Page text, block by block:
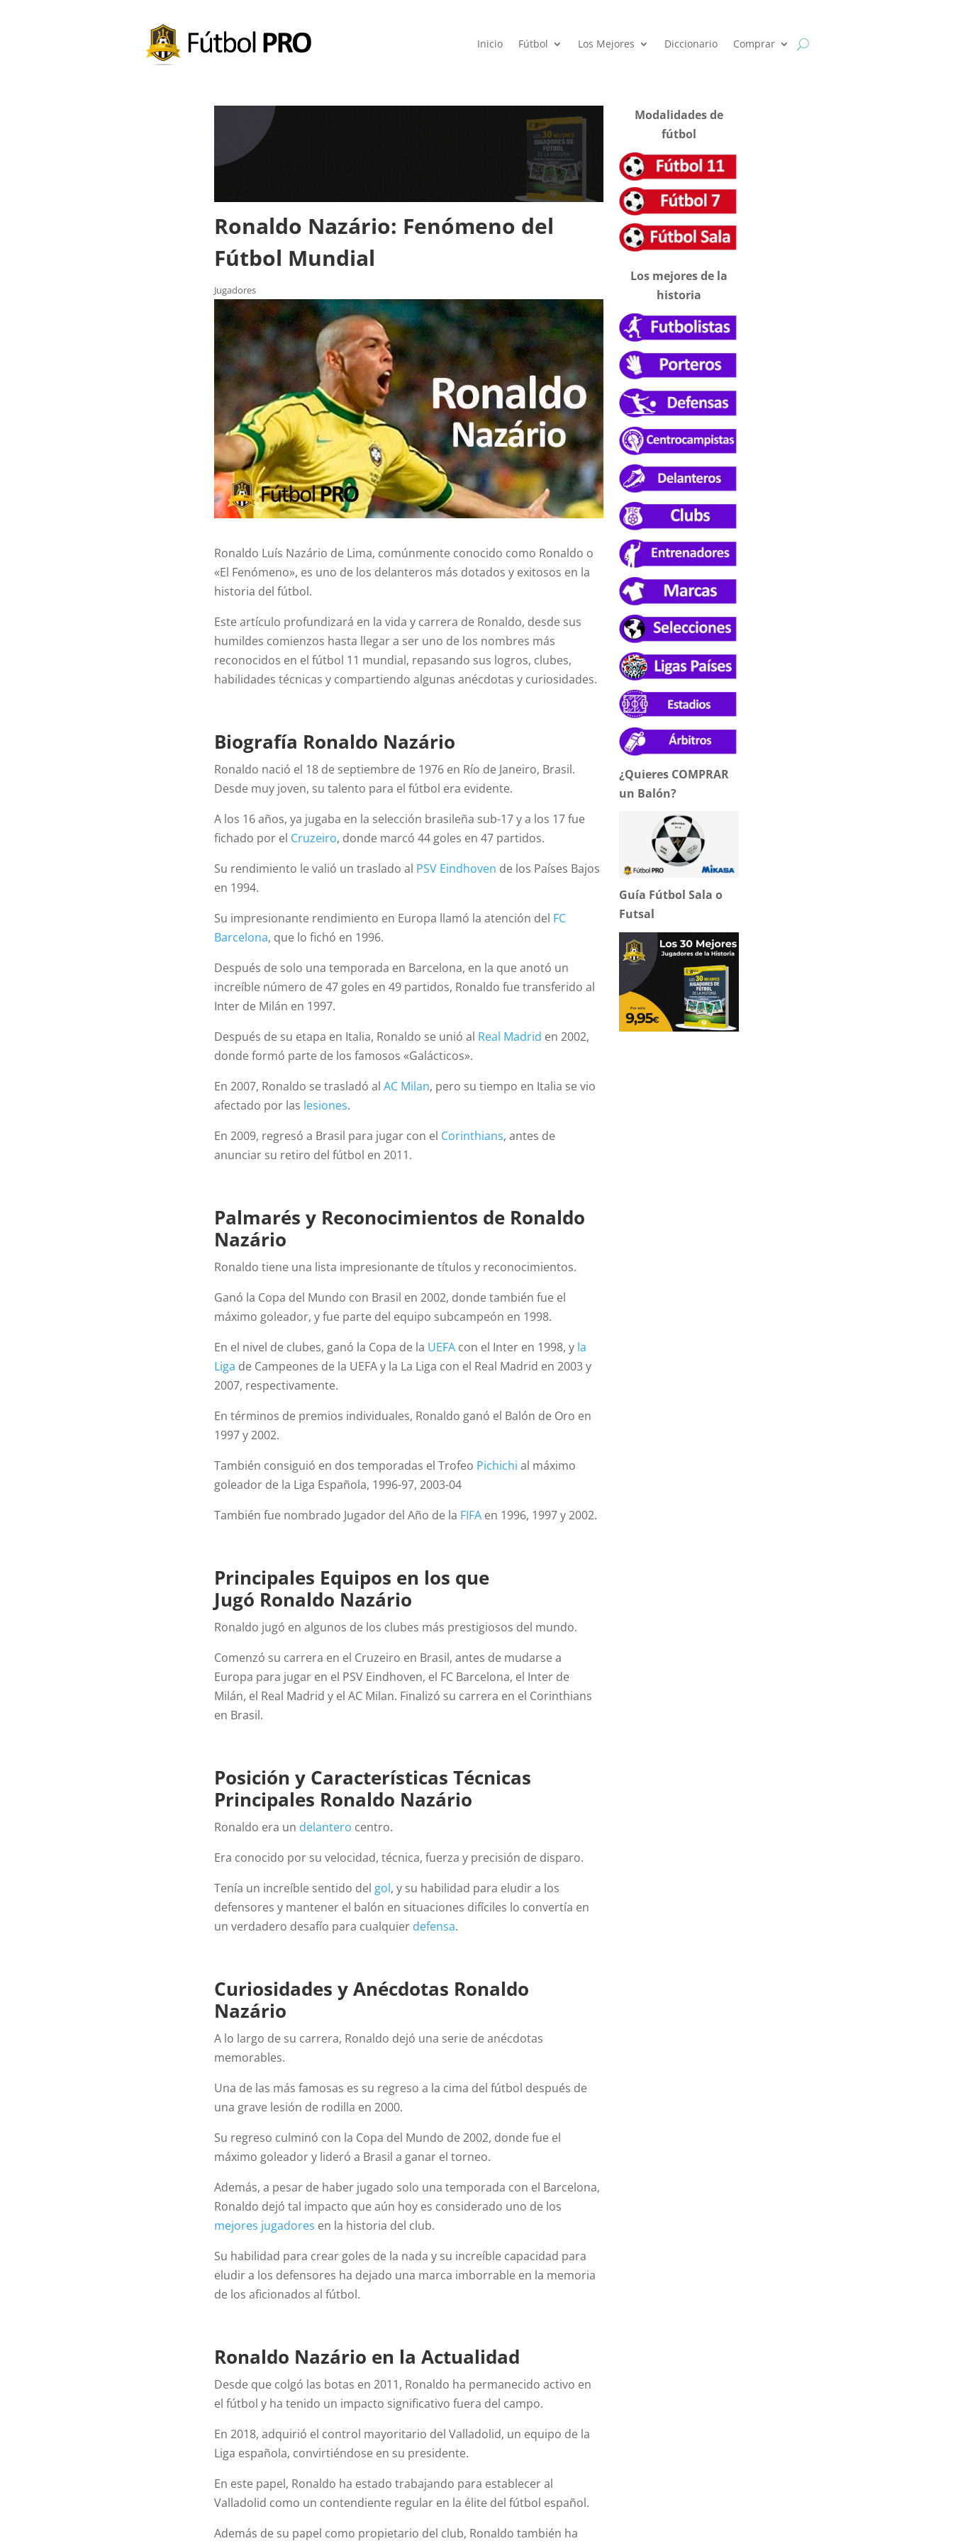
Inicio Fútbol Los Mejores Diccionario Comprar
Ronaldo Nazário: Fenómeno del
Fútbol Mundial
Jugadores
Ronaldo Luís Nazário de Lima, comúnmente conocido como Ronaldo o
«El Fenómeno», es uno de los delanteros más dotados y exitosos en la
historia del fútbol.
Este artículo profundizará en la vida y carrera de Ronaldo, desde sus
humildes comienzos hasta llegar a ser uno de los nombres más
reconocidos en el fútbol 11 mundial, repasando sus logros, clubes,
habilidades técnicas y compartiendo algunas anécdotas y curiosidades.
Biografía Ronaldo Nazário
Ronaldo nació el 18 de septiembre de 1976 en Río de Janeiro, Brasil.
Desde muy joven, su talento para el fútbol era evidente.
A los 16 años, ya jugaba en la selección brasileña sub-17 y a los 17 fue
fichado por el Cruzeiro, donde marcó 44 goles en 47 partidos.
Su rendimiento le valió un traslado al PSV Eindhoven de los Países Bajos
en 1994.
Su impresionante rendimiento en Europa llamó la atención del FC
Barcelona, que lo fichó en 1996.
Después de solo una temporada en Barcelona, en la que anotó un
increíble número de 47 goles en 49 partidos, Ronaldo fue transferido al
Inter de Milán en 1997.
Después de su etapa en Italia, Ronaldo se unió al Real Madrid en 2002,
donde formó parte de los famosos «Galácticos».
En 2007, Ronaldo se trasladó alAC Milan, pero su tiempo en Italia se vio
afectado por las lesiones.
En 2009, regresó a Brasil para jugar con el Corinthians, antes de
anunciar su retiro del fútbol en 2011.
Palmarés y Reconocimientos de Ronaldo
Nazário
Ronaldo tiene una lista impresionante de títulos y reconocimientos.
Ganó la Copa del Mundo con Brasil en 2002, donde también fue el
máximo goleador, y fue parte del equipo subcampeón en 1998.
En el nivel de clubes, ganó la Copa de la UEFA con el Inter en 1998, y la
Liga de Campeones de la UEFA y la La Liga con el Real Madrid en 2003 y
2007, respectivamente.
En términos de premios individuales, Ronaldo ganó el Balón de Oro en
1997 y 2002.
También consiguió en dos temporadas el Trofeo Pichichi al máximo
goleador de la Liga Española, 1996-97, 2003-04
También fue nombrado Jugador del Año de la FIFA en 1996, 1997 y 2002.
Principales Equipos en los que
Jugó Ronaldo Nazário
Ronaldo jugó en algunos de los clubes más prestigiosos del mundo.
Comenzó su carrera en el Cruzeiro en Brasil, antes de mudarse a
Europa para jugar en el PSV Eindhoven, el FC Barcelona, el Inter de
Milán, el Real Madrid y el AC Milan. Finalizó su carrera en el Corinthians
en Brasil.
Posición y Características Técnicas
Principales Ronaldo Nazário
Ronaldo era un delantero centro.
Era conocido por su velocidad, técnica, fuerza y precisión de disparo.
Tenía un increíble sentido del gol, y su habilidad para eludir a los
defensores y mantener el balón en situaciones difíciles lo convertía en
un verdadero desafío para cualquier defensa.
Curiosidades y Anécdotas Ronaldo
Nazário
A lo largo de su carrera, Ronaldo dejó una serie de anécdotas
memorables.
Una de las más famosas es su regreso a la cima del fútbol después de
una grave lesión de rodilla en 2000.
Su regreso culminó con la Copa del Mundo de 2002, donde fue el
máximo goleador y lideró a Brasil a ganar el torneo.
Además, a pesar de haber jugado solo una temporada con el Barcelona,
Ronaldo dejó tal impacto que aún hoy es considerado uno de los
mejores jugadores en la historia del club.
Su habilidad para crear goles de la nada y su increíble capacidad para
eludir a los defensores ha dejado una marca imborrable en la memoria
de los aficionados al fútbol.
Ronaldo Nazário en la Actualidad
Desde que colgó las botas en 2011, Ronaldo ha permanecido activo en
el fútbol y ha tenido un impacto significativo fuera del campo.
En 2018, adquirió el control mayoritario del Valladolid, un equipo de la
Liga española, convirtiéndose en su presidente.
En este papel, Ronaldo ha estado trabajando para establecer al
Valladolid como un contendiente regular en la élite del fútbol español.
Además de su papel como propietario del club, Ronaldo también ha
Modalidades de
fútbol
Los mejores de la
historia
¿Quieres COMPRAR
un Balón?
Guía Fútbol Sala o
Futsal